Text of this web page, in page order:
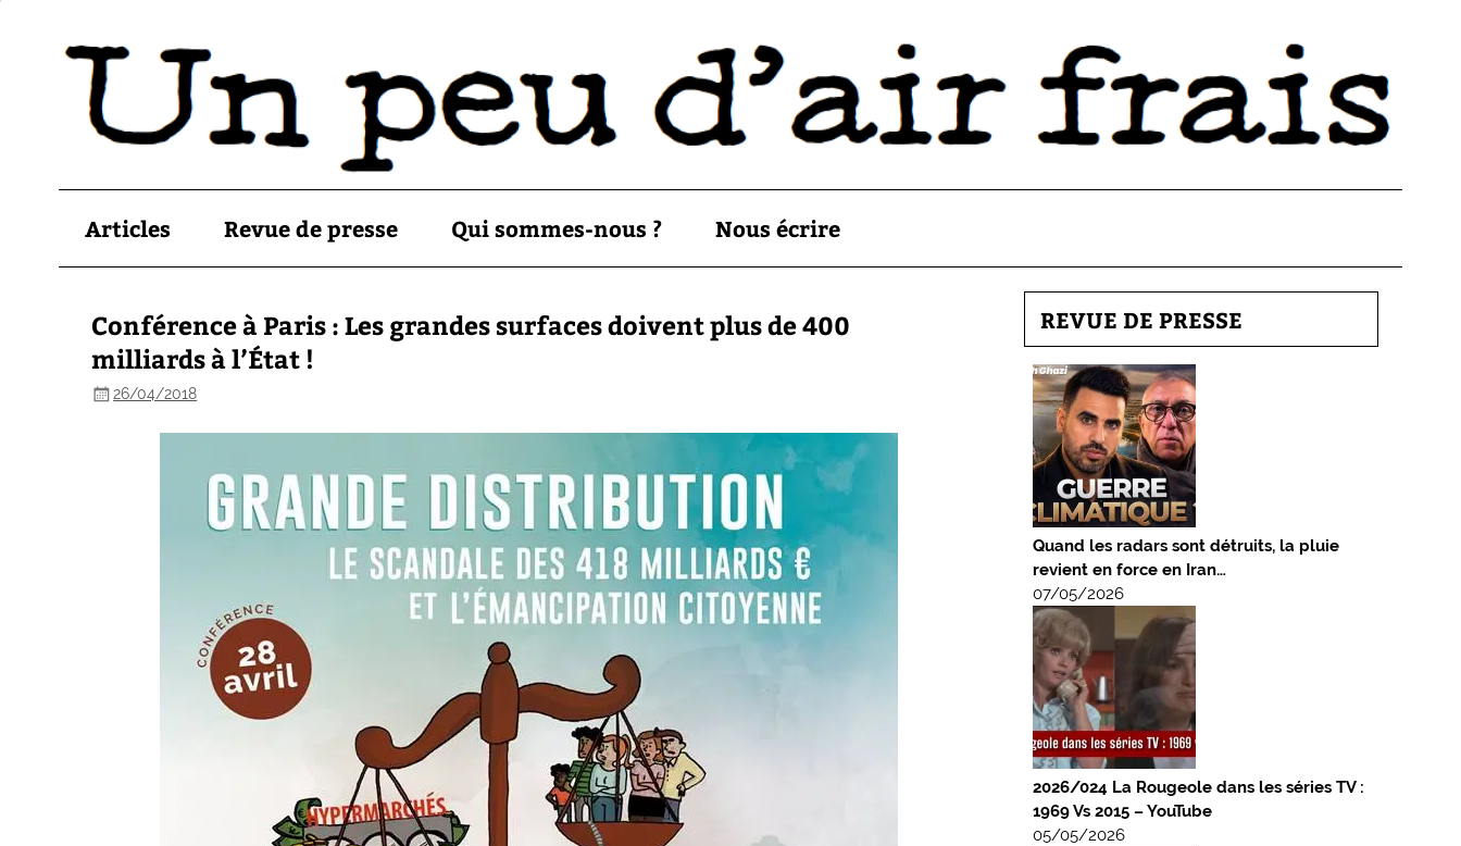
Articles Revue de presse Qui sommes-nous ? Nous écrire
Conférence à Paris : Les grandes surfaces doivent plus de 400
milliards à l’État !
26/04/2018
REVUE DE PRESSE
Quand les radars sont détruits, la pluie
revient en force en Iran…
07/05/2026
2026/024 La Rougeole dans les séries TV :
1969 Vs 2015 – YouTube
05/05/2026